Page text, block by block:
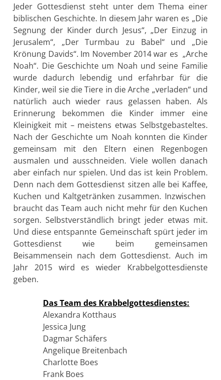
Jeder Gottesdienst steht unter dem Thema einer
biblischen Geschichte. In diesem Jahr waren es „Die
Segnung der Kinder durch Jesus“, „Der Einzug in
Jerusalem“, „Der Turmbau zu Babel“ und „Die
Krönung Davids“. Im November 2014 war es „Arche
Noah“. Die Geschichte um Noah und seine Familie
wurde dadurch lebendig und erfahrbar für die
Kinder, weil sie die Tiere in die Arche „verladen“ und
natürlich auch wieder raus gelassen haben. Als
Erinnerung bekommen die Kinder immer eine
Kleinigkeit mit – meistens etwas Selbstgebasteltes.
Nach der Geschichte um Noah konnten die Kinder
gemeinsam mit den Eltern einen Regenbogen
ausmalen und ausschneiden. Viele wollen danach
aber einfach nur spielen. Und das ist kein Problem.
Denn nach dem Gottesdienst sitzen alle bei Kaffee,
Kuchen und Kaltgetränken zusammen. Inzwischen
braucht das Team auch nicht mehr für den Kuchen
sorgen. Selbstverständlich bringt jeder etwas mit.
Und diese entspannte Gemeinschaft spürt jeder im
Gottesdienst wie beim gemeinsamen
Beisammensein nach dem Gottesdienst. Auch im
Jahr 2015 wird es wieder Krabbelgottesdienste
geben.
Das Team des Krabbelgottesdienstes:
Alexandra Kotthaus
Jessica Jung
Dagmar Schäfers
Angelique Breitenbach
Charlotte Boes
Frank Boes